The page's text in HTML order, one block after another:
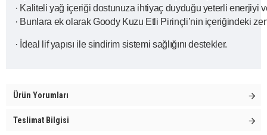
· Kaliteli yağ içeriği dostunuza ihtiyaç duyduğu yeterli enerjiyi
· Bunlara ek olarak Goody Kuzu Etli Pirinçli’nin içeriğindeki
· İdeal lif yapısı ile sindirim sistemi sağlığını destekler.
Ürün Yorumları
Teslimat Bilgisi